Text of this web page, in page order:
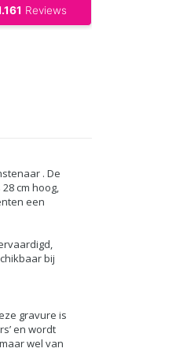
. De
cm hoog,
een
bij
gravure is
en wordt
wel van